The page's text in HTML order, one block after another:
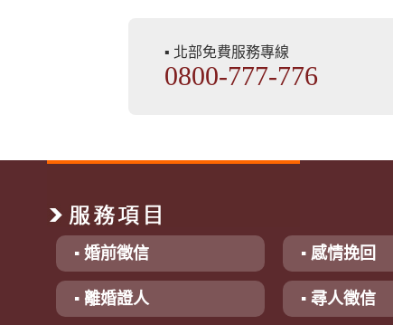
▪ 北部免費服務專線
0800-777-776
▪ 婚前徵信 ▪ 感情挽回
▪ 離婚證人 ▪ 尋人徵信